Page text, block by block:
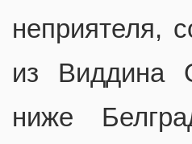
неприятеля,
из Виддина
ниже